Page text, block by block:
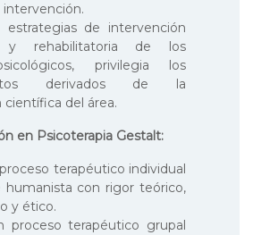
estrategias de intervención
y rehabilitatoria de los
privilegia los
derivados de la
científica del área.
en Psicoterapia Gestalt:
terapéutico individual
humanista con rigor teórico,
y ético.
proceso terapéutico grupal